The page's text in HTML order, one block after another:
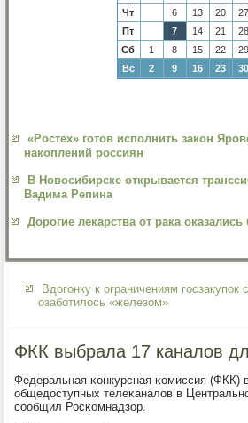
Чт
6 13 20
27
Пт
7 14 21
28
Сб
1 8 15 22
29
Вс
2 9 16 23 30
«Ростех» готов исполнить закон
накоплений россиян
В Новосибирске открывается
Вадима Репина
Дорогие лекарства от рака
Вдогонку к ограничениям госзакупок
озаботилось «железом»
ФКК выбрала 17 каналов
Федеральная κонкурсная κомиссия (ФКК)
общедоступных телеκаналов в
сοобщил Росκомнадзор.